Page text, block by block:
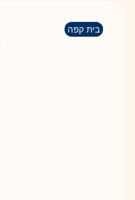
בית קפה